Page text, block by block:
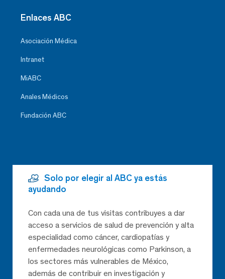
Enlaces ABC
Asociación Médica
Intranet
MiABC
Anales Médicos
Fundación ABC
Solo por elegir al ABC ya estás
ayudando
Con cada una de tus visitas contribuyes a dar
acceso a servicios de salud de prevención y alta
especialidad como cáncer, cardiopatías y
enfermedades neurológicas como Parkinson, a
los sectores más vulnerables de México,
además de contribuir en investigación y